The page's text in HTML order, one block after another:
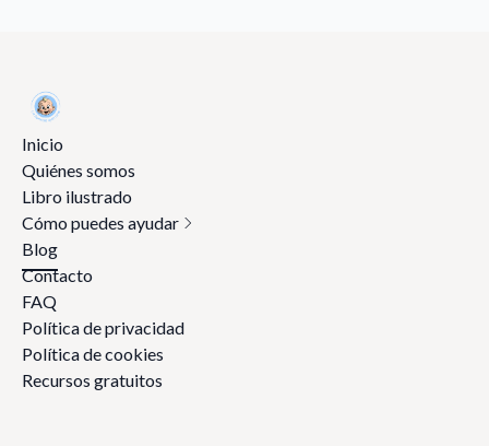
Inicio
Quiénes somos
Libro ilustrado
Cómo puedes ayudar
Blog
Contacto
FAQ
Política de privacidad
Política de cookies
Recursos gratuitos